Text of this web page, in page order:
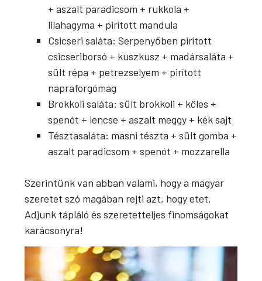
+ aszalt paradicsom + rukkola +
lilahagyma + pirított mandula
Csicseri saláta: Serpenyőben pirított
csicseriborsó + kuszkusz + madársaláta +
sült répa + petrezselyem + pirított
napraforgómag
Brokkoli saláta: sült brokkoli + köles +
spenót + lencse + aszalt meggy + kék sajt
Tésztasaláta: masni tészta + sült gomba +
aszalt paradicsom + spenót + mozzarella
Szerintünk van abban valami, hogy a magyar
szeretet szó magában rejti azt, hogy etet.
Adjunk tápláló és szeretetteljes finomságokat
karácsonyra!